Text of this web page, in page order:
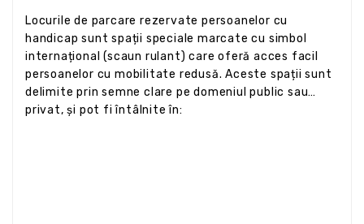
Locurile de parcare rezervate persoanelor cu
handicap sunt spații speciale marcate cu simbol
internațional (scaun rulant) care oferă acces facil
persoanelor cu mobilitate redusă. Aceste spații sunt
delimite prin semne clare pe domeniul public sau
privat, și pot fi întâlnite în: